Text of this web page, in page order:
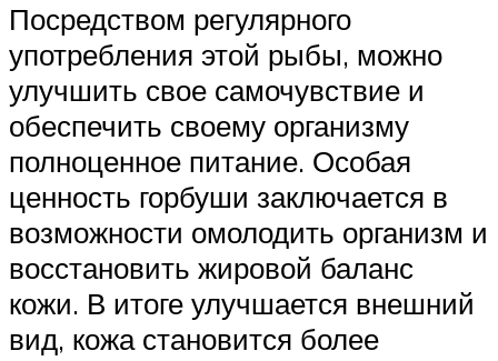
Посредством регулярного
употребления этой рыбы, можно
улучшить свое самочувствие и
обеспечить своему организму
полноценное питание. Особая
ценность горбуши заключается в
возможности омолодить организм и
восстановить жировой баланс
кожи. В итоге улучшается внешний
вид, кожа становится более